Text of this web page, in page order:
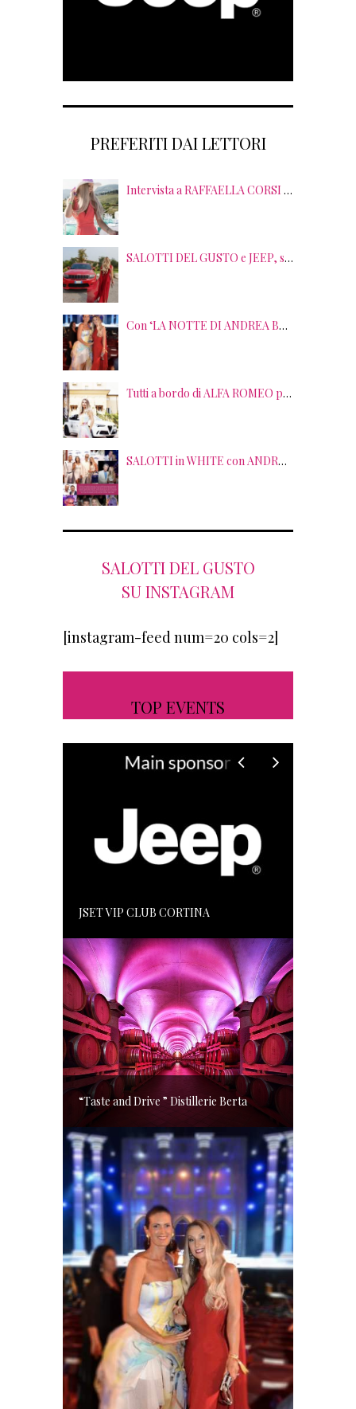
PREFERITI DAI LETTORI
Intervista a RAFFAELLA CORSI tra EVENTI, PSICOLOGIA ed EMOZIONI
SALOTTI DEL GUSTO e JEEP, sei anni di SUCCESSI tra splendide LOCATION, TERRITORI e GUSTO
Con ‘LA NOTTE DI ANDREA BOCELLI’ l’ARENA si accende di musica e solidarietà! I SALOTTI DEL GUSTO conquistano tutti; tra gli ospiti, RICHARD GERE
Tutti a bordo di ALFA ROMEO per la seconda edizione di STRADE STELLATE con le gourmet experience SALOTTI DEL GUSTO
SALOTTI in WHITE con ANDREA BOCELLI! Tra gli ospiti NICOLAS CAGE, RAOUL BOVA, SHARON STONE e RANJA DI GIORDANIA
SALOTTI DEL GUSTO
SU INSTAGRAM
[instagram-feed num=20 cols=2]
TOP EVENTS
JSET VIP CLUB CORTINA
“Taste and Drive ” Distillerie Berta